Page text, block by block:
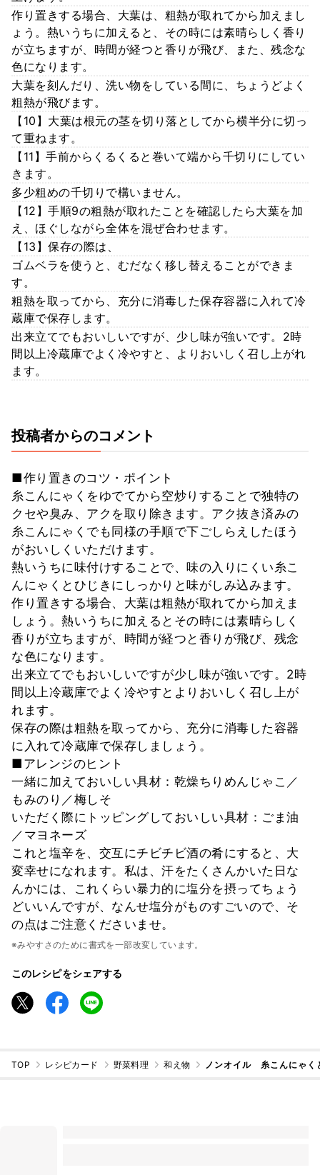
作り置きする場合、大葉は、粗熱が取れてから加えまし
ょう。熱いうちに加えると、その時には素晴らしく香り
が立ちますが、時間が経つと香りが飛び、また、残念な
色になります。
大葉を刻んだり、洗い物をしている間に、ちょうどよく
粗熱が飛びます。
【10】大葉は根元の茎を切り落としてから横半分に切っ
て重ねます。
【11】手前からくるくると巻いて端から千切りにしてい
きます。
多少粗めの千切りで構いません。
【12】手順9の粗熱が取れたことを確認したら大葉を加
え、ほぐしながら全体を混ぜ合わせます。
【13】保存の際は、
ゴムベラを使うと、むだなく移し替えることができま
す。
粗熱を取ってから、充分に消毒した保存容器に入れて冷
蔵庫で保存します。
出来立てでもおいしいですが、少し味が強いです。2時
間以上冷蔵庫でよく冷やすと、よりおいしく召し上がれ
ます。
投稿者からのコメント
■作り置きのコツ・ポイント
糸こんにゃくをゆでてから空炒りすることで独特の
クセや臭み、アクを取り除きます。アク抜き済みの
糸こんにゃくでも同様の手順で下ごしらえしたほう
がおいしくいただけます。
熱いうちに味付けすることで、味の入りにくい糸こ
んにゃくとひじきにしっかりと味がしみ込みます。
作り置きする場合、大葉は粗熱が取れてから加えま
しょう。熱いうちに加えるとその時には素晴らしく
香りが立ちますが、時間が経つと香りが飛び、残念
な色になります。
出来立てでもおいしいですが少し味が強いです。2時
間以上冷蔵庫でよく冷やすとよりおいしく召し上が
れます。
保存の際は粗熱を取ってから、充分に消毒した容器
に入れて冷蔵庫で保存しましょう。
■アレンジのヒント
一緒に加えておいしい具材：乾燥ちりめんじゃこ／
もみのり／梅しそ
いただく際にトッピングしておいしい具材：ごま油
／マヨネーズ
これと塩辛を、交互にチビチビ酒の肴にすると、大
変幸せになれます。私は、汗をたくさんかいた日な
んかには、これくらい暴力的に塩分を摂ってちょう
どいいんですが、なんせ塩分がものすごいので、そ
の点はご注意くださいませ。
※みやすさのために書式を一部改変しています。
このレシピをシェアする
TOP レシピカード 野菜料理 和え物 ノンオイル 糸こんにゃく